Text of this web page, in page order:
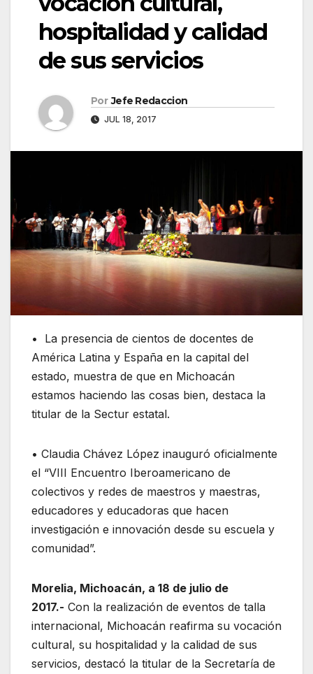
hospitalidad y calidad
de sus servicios
Por Jefe Redaccion
JUL 18, 2017
• La presencia de cientos de docentes de
América Latina y España en la capital del
estado, muestra de que en Michoacán
estamos haciendo las cosas bien, destaca la
titular de la Sectur estatal.
• Claudia Chávez López inauguró oficialmente
el “VIII Encuentro Iberoamericano de
colectivos y redes de maestros y maestras,
educadores y educadoras que hacen
investigación e innovación desde su escuela y
comunidad”.
Morelia, Michoacán, a 18 de julio de
2017.- Con la realización de eventos de talla
internacional, Michoacán reafirma su vocación
cultural, su hospitalidad y la calidad de sus
servicios, destacó la titular de la Secretaría de